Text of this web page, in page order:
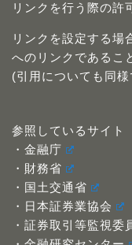
リンクを行う際の許
リンクを設定する
へのリンクであるこ
(引用についても同様
参照しているサイト
・金融庁
・財務省
・国土交通省
・日本証券業協会
・証券取引等監視委